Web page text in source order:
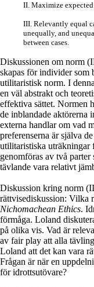
II. Maximize expected
III. Relevantly equal
unequally, and
between cases.
Diskussionen om norm
skapas för individer som
utilitaristisk norm. I
en väl abstrakt och
effektiva sättet. Normen
de inblandade aktörerna
externa handlar om vad
preferenserna är själva
utilitaristiska uträkningar
genomföras av två
tävlande vara relativt
Diskussion kring norm
rättvisediskussion: Vilka
Nichomachean Ethics.
förmåga. Loland
på olika vis. Vad är
av fair play att alla
Loland att det kan vara
Frågan är när en
för idrottsutövare?